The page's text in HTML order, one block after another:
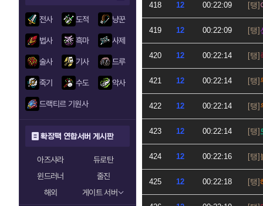
전사 도적 냥꾼
법사 흑마 사제
술사 기사 드루
죽기 수도 악사
드랙티르 기원사
확장팩 연합서버 게시판
아즈샤라
듀로탄
윈드러너
줄진
해외
게이트 서버
418 12 00:22:09
419 12 00:22:09
420 12 00:22:14
421 12 00:22:14
422 12 00:22:14
423 12 00:22:14
424 12 00:22:16
425 12 00:22:18